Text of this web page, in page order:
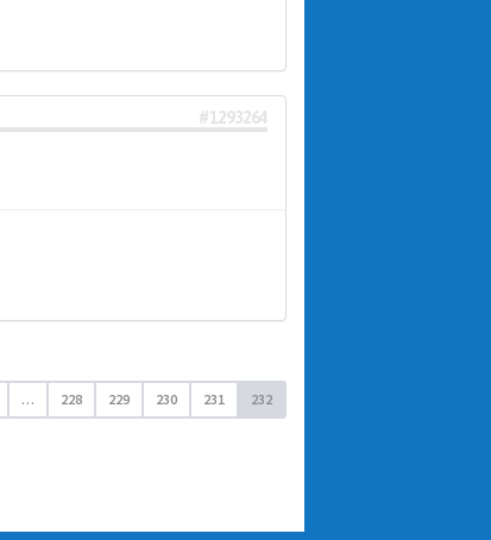
#1293264
… 228 229 230 231 232